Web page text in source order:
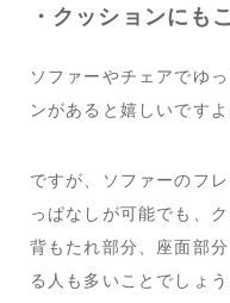
・クッションにも
ソファーやチェアでゆ
ンがあると嬉しいですよ
ですが、ソファーのフ
っぱなしが可能でも、
背もたれ部分、座面部
る人も多いことでしょう